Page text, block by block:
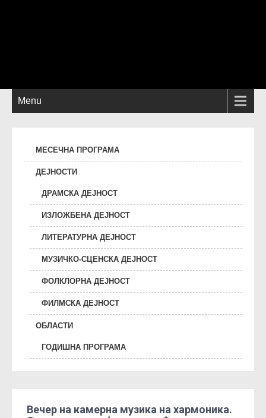
Menu
МЕСЕЧНА ПРОГРАМА
ДЕЈНОСТИ
ДРАМСКА ДЕЈНОСТ
ИЗЛОЖБЕНА ДЕЈНОСТ
ЛИТЕРАТУРНА ДЕЈНОСТ
МУЗИЧКО-СЦЕНСКА ДЕЈНОСТ
ФОЛКЛОРНА ДЕЈНОСТ
ФИЛМСКА ДЕЈНОСТ
ОБЛАСТИ
ГОДИШНА ПРОГРАМА
Вечер на камерна музика на хармоника.